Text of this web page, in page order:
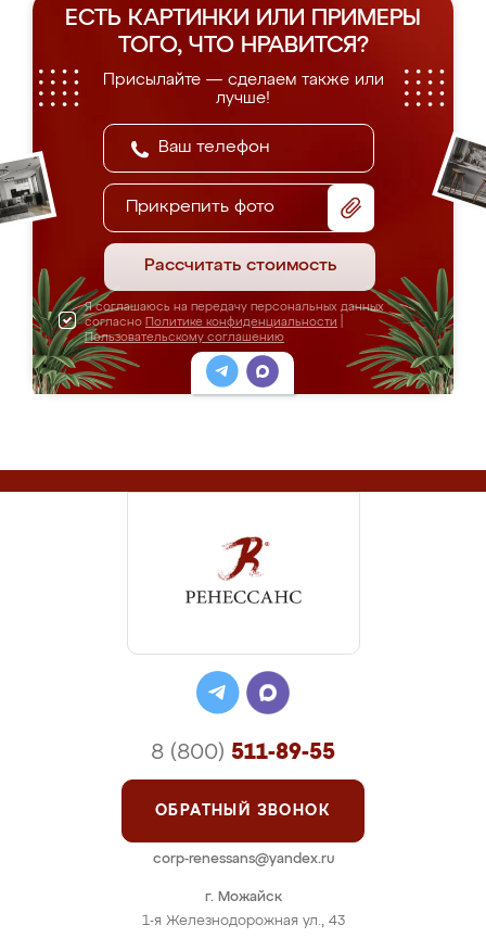
ЕСТЬ КАРТИНКИ ИЛИ ПРИМЕРЫ
ТОГО, ЧТО НРАВИТСЯ?
Присылайте — сделаем также или
лучше!
Прикрепить фото
Рассчитать стоимость
Я соглашаюсь на передачу персональных данных
согласно Политике конфиденциальности
Пользовательскому соглашению
г. Можайск
1-я Железнодорожная ул., 43
8 (800) 511-89-55
ОБРАТНЫЙ ЗВОНОК
corp-renessans@yandex.ru